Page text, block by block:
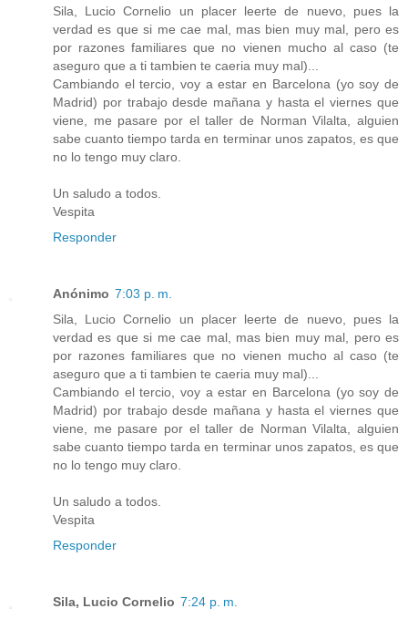
Sila, Lucio Cornelio un placer leerte de nuevo, pues la
verdad es que si me cae mal, mas bien muy mal, pero es
por razones familiares que no vienen mucho al caso (te
aseguro que a ti tambien te caeria muy mal)...
Cambiando el tercio, voy a estar en Barcelona (yo soy de
Madrid) por trabajo desde mañana y hasta el viernes que
viene, me pasare por el taller de Norman Vilalta, alguien
sabe cuanto tiempo tarda en terminar unos zapatos, es que
no lo tengo muy claro.
Un saludo a todos.
Vespita
Responder
Anónimo 7:03 p. m.
Sila, Lucio Cornelio un placer leerte de nuevo, pues la
verdad es que si me cae mal, mas bien muy mal, pero es
por razones familiares que no vienen mucho al caso (te
aseguro que a ti tambien te caeria muy mal)...
Cambiando el tercio, voy a estar en Barcelona (yo soy de
Madrid) por trabajo desde mañana y hasta el viernes que
viene, me pasare por el taller de Norman Vilalta, alguien
sabe cuanto tiempo tarda en terminar unos zapatos, es que
no lo tengo muy claro.
Un saludo a todos.
Vespita
Responder
Sila, Lucio Cornelio 7:24 p. m.